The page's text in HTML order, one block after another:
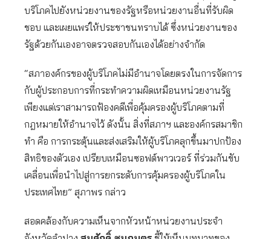
บริโภคไปยังหน่วยงานของรัฐหรือหน่วยงานอื่นที่รับผิด
ชอบ และเผยแพร่ให้ประชาชนทราบได้ ซึ่งหน่วยงานของ
รัฐด้วยกันเองอาจตรวจสอบกันเองได้อย่างจำกัด
“สภาองค์กรของผู้บริโภคไม่มีอำนาจโดยตรงในการจัดการ
กับผู้ประกอบการที่กระทำความผิดเหมือนหน่วยงานรัฐ
เพียงแต่เราสามารถฟ้องคดีเพื่อคุ้มครองผู้บริโภคตามที่
กฎหมายให้อำนาจไว้ ดังนั้น สิ่งที่สภาฯ และองค์กรสมาชิก
ทำ คือ การกระตุ้นและส่งเสริมให้ผู้บริโภคลุกขึ้นมาปกป้อง
สิทธิของตัวเอง เปรียบเหมือนซอฟต์พาวเวอร์ ที่ร่วมกันขับ
เคลื่อนเพื่อนำไปสู่การยกระดับการคุ้มครองผู้บริโภคใน
ประเทศไทย” สุภาพร กล่าว
สอดคล้องกับความเห็นจากหัวหน้าหน่วยงานประจำ